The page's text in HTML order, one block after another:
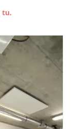
tu.